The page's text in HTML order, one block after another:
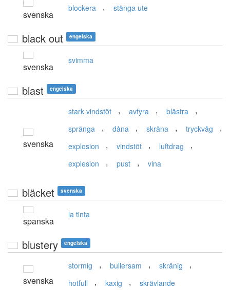
svenska
blockera , stänga ute
black out engelska
svenska
svimma
blast engelska
svenska
stark vindstöt , avfyra , blästra ,
spränga , dåna , skräna , tryckvåg ,
explosion , vindstöt , luftdrag ,
explesion , pust , vina
bläcket svenska
spanska
la tinta
blustery engelska
svenska
stormig , bullersam , skränig ,
hotfull , kaxig , skrävlande